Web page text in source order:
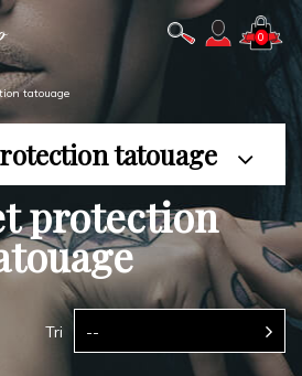
0
tatouage
tatouage
protection
Tri --